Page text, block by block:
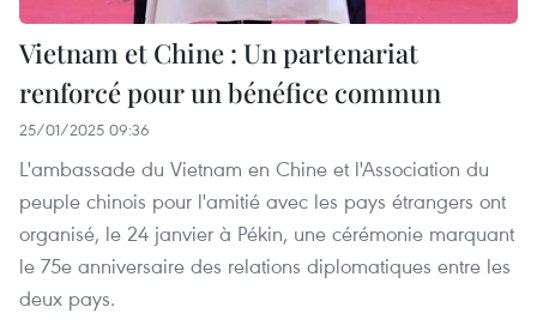
Vietnam et Chine : Un partenariat
renforcé pour un bénéfice commun
25/01/2025 09:36
L'ambassade du Vietnam en Chine et l'Association du
peuple chinois pour l'amitié avec les pays étrangers ont
organisé, le 24 janvier à Pékin, une cérémonie marquant
le 75e anniversaire des relations diplomatiques entre les
deux pays.